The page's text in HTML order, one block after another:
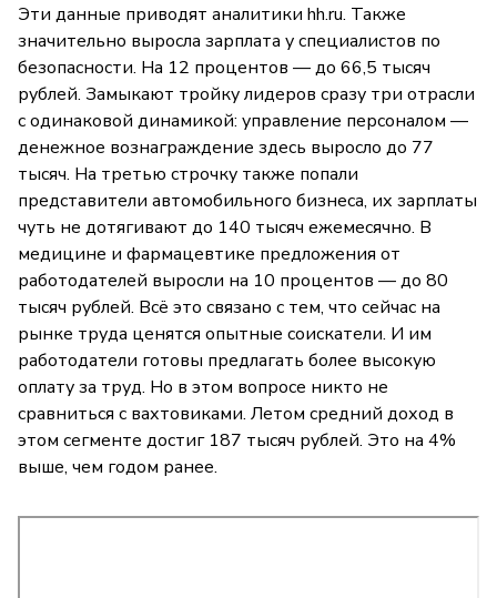
Эти данные приводят аналитики hh.ru. Также
значительно выросла зарплата у специалистов по
безопасности. На 12 процентов — до 66,5 тысяч
рублей. Замыкают тройку лидеров сразу три отрасли
с одинаковой динамикой: управление персоналом —
денежное вознаграждение здесь выросло до 77
тысяч. На третью строчку также попали
представители автомобильного бизнеса, их зарплаты
чуть не дотягивают до 140 тысяч ежемесячно. В
медицине и фармацевтике предложения от
работодателей выросли на 10 процентов — до 80
тысяч рублей. Всё это связано с тем, что сейчас на
рынке труда ценятся опытные соискатели. И им
работодатели готовы предлагать более высокую
оплату за труд. Но в этом вопросе никто не
сравниться с вахтовиками. Летом средний доход в
этом сегменте достиг 187 тысяч рублей. Это на 4%
выше, чем годом ранее.